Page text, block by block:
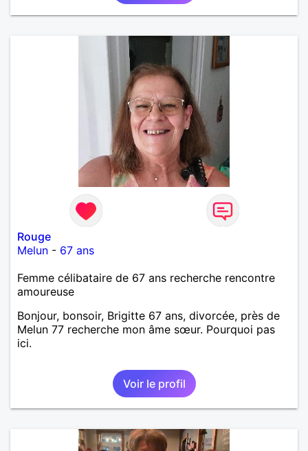
Rouge
Melun - 67 ans
Femme célibataire de 67 ans recherche rencontre
amoureuse
Bonjour, bonsoir, Brigitte 67 ans, divorcée, près de
Melun 77 recherche mon âme sœur. Pourquoi pas
ici.
Voir le profil